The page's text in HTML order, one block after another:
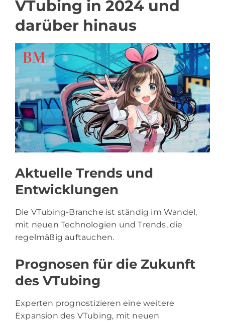
VTubing in 2024 und
darüber hinaus
Aktuelle Trends und
Entwicklungen
Die VTubing-Branche ist ständig im Wandel,
mit neuen Technologien und Trends, die
regelmäßig auftauchen.
Prognosen für die Zukunft
des VTubing
Experten prognostizieren eine weitere
Expansion des VTubing, mit neuen